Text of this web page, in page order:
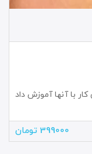
با آنها آموزش داد
399000 تومان